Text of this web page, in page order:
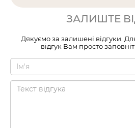
ЗАЛИШТЕ
Дякуємо за залишені відгуки.
відгук Вам просто